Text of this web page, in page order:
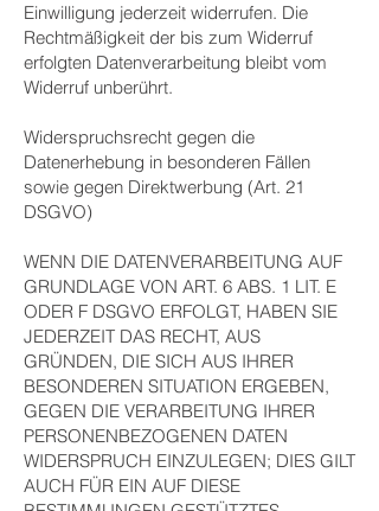
Einwilligung jederzeit widerrufen. Die
Rechtmäßigkeit der bis zum Widerruf
erfolgten Datenverarbeitung bleibt vom
Widerruf unberührt.
Widerspruchsrecht gegen die
Datenerhebung in besonderen Fällen
sowie gegen Direktwerbung (Art. 21
DSGVO)
WENN DIE DATENVERARBEITUNG AUF
GRUNDLAGE VON ART. 6 ABS. 1 LIT. E
ODER F DSGVO ERFOLGT, HABEN SIE
JEDERZEIT DAS RECHT, AUS
GRÜNDEN, DIE SICH AUS IHRER
BESONDEREN SITUATION ERGEBEN,
GEGEN DIE VERARBEITUNG IHRER
PERSONENBEZOGENEN DATEN
WIDERSPRUCH EINZULEGEN; DIES GILT
AUCH FÜR EIN AUF DIESE